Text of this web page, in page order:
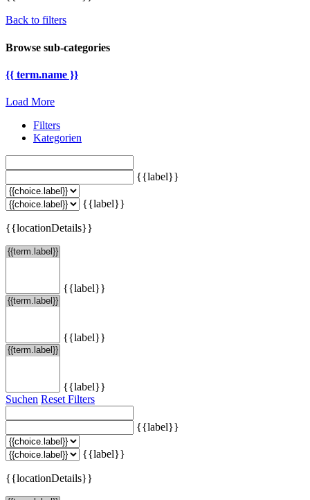
Back to filters
Browse sub-categories
{{ term.name }}
Load More
Filters
Kategorien
{{label}}
{{label}}
{{locationDetails}}
{{label}}
{{label}}
{{label}}
Suchen Reset Filters
{{label}}
{{label}}
{{locationDetails}}